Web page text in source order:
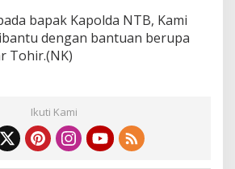
bapak Kapolda NTB, Kami
dengan bantuan berupa
Tohir.(NK)
Ikuti Kami